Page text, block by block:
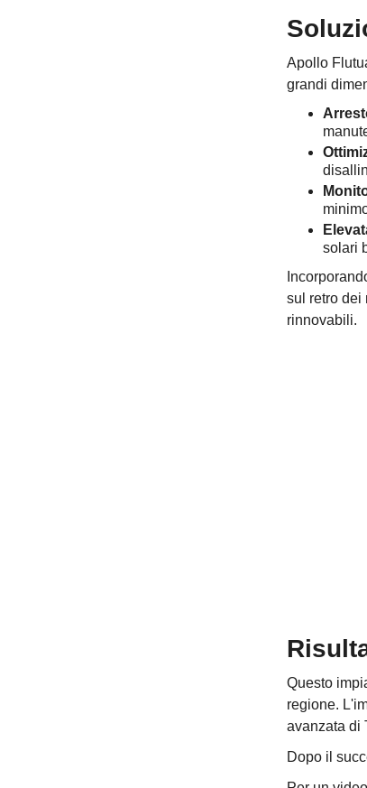
Apollo
grandi
solari
sul retro dei
rinnovabili.
Questo
regione.
avanzata di
Dopo il